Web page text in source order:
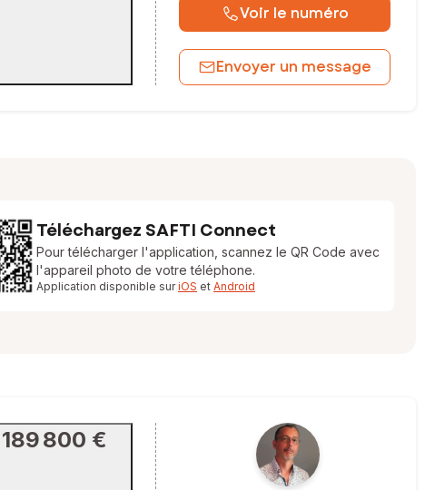
Voir le numéro
Envoyer un message
Téléchargez SAFTI Connect
Pour télécharger l'application, scannez le QR Code avec
l'appareil photo de votre téléphone.
Application disponible suriOS et Android
189 800 €